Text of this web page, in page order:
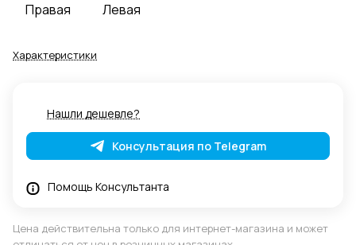
Правая Левая
Характеристики
Нашли дешевле?
Консультация по Telegram
Помощь Консультанта
Цена действительна только для интернет-магазина и может